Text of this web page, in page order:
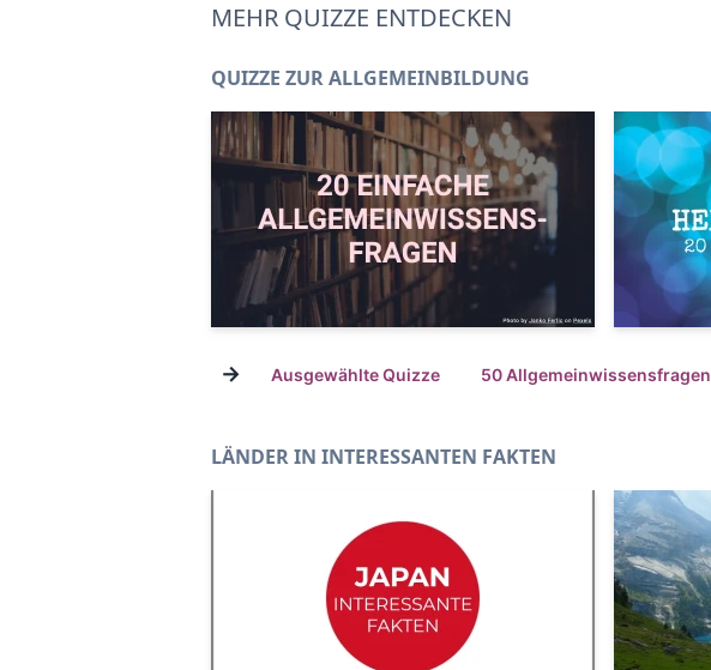
MEHR QUIZZE ENTDECKEN
QUIZZE ZUR ALLGEMEINBILDUNG
→ Ausgewählte Quizze 50 Allgemeinwissensfragen
LÄNDER IN INTERESSANTEN FAKTEN